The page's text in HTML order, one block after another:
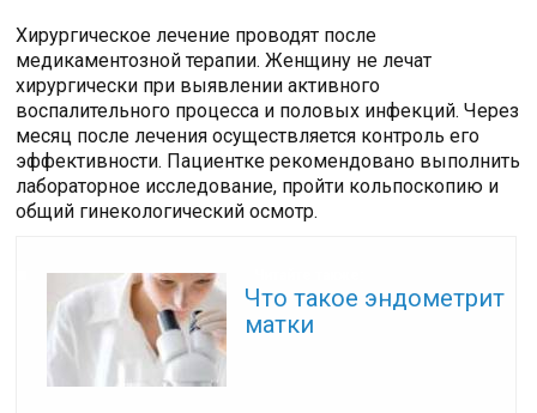
Хирургическое лечение проводят после
медикаментозной терапии. Женщину не лечат
хирургически при выявлении активного
воспалительного процесса и половых инфекций. Через
месяц после лечения осуществляется контроль его
эффективности. Пациентке рекомендовано выполнить
лабораторное исследование, пройти кольпоскопию и
общий гинекологический осмотр.
Что такое эндометрит
матки